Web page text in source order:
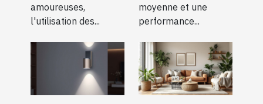
amoureuses,
l'utilisation des...
moyenne et une
performance...